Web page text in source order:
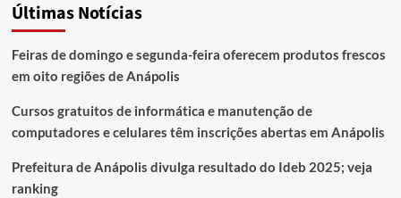
Últimas Notícias
Feiras de domingo e segunda-feira oferecem produtos frescos
em oito regiões de Anápolis
Cursos gratuitos de informática e manutenção de
computadores e celulares têm inscrições abertas em Anápolis
Prefeitura de Anápolis divulga resultado do Ideb 2025; veja
ranking